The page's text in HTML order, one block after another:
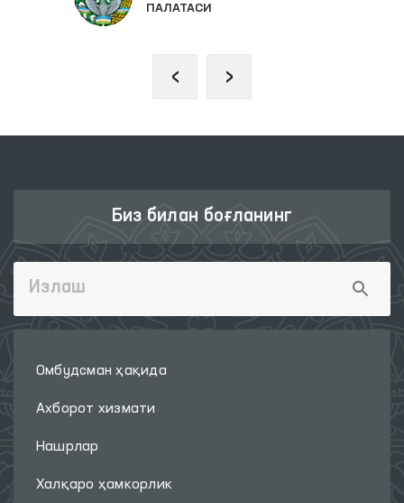
ПАЛАТАСИ
‹ ›
Биз билан боғланинг
Омбудсман ҳақида
Ахборот хизмати
Нашрлар
Халқаро ҳамкорлик